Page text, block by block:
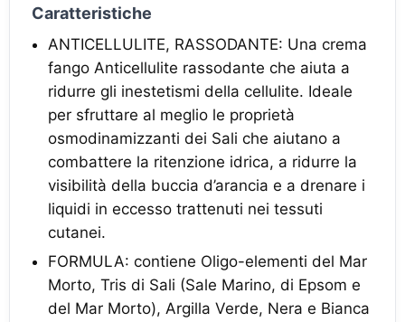
Caratteristiche
ANTICELLULITE, RASSODANTE: Una crema
fango Anticellulite rassodante che aiuta a
ridurre gli inestetismi della cellulite. Ideale
per sfruttare al meglio le proprietà
osmodinamizzanti dei Sali che aiutano a
combattere la ritenzione idrica, a ridurre la
visibilità della buccia d’arancia e a drenare i
liquidi in eccesso trattenuti nei tessuti
cutanei.
FORMULA: contiene Oligo-elementi del Mar
Morto, Tris di Sali (Sale Marino, di Epsom e
del Mar Morto), Argilla Verde, Nera e Bianca